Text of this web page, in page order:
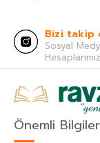
Bizi takip
Sosyal
Önemli Bilgiler